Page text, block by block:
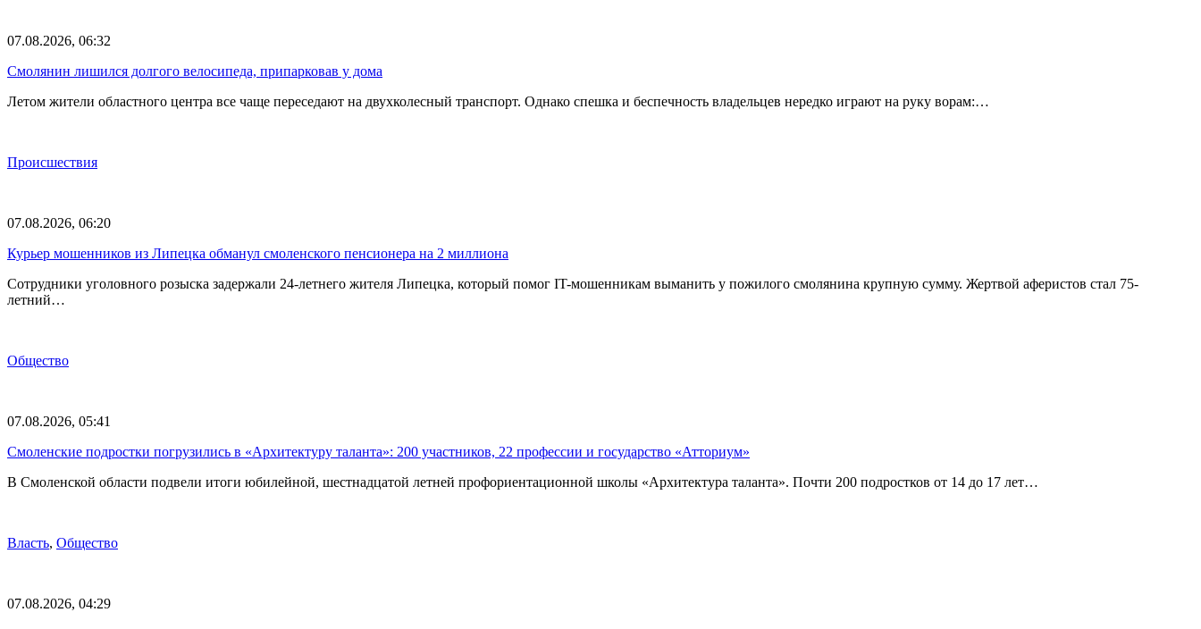
07.08.2026, 06:32
Смолянин лишился долгого велосипеда, припарковав у дома
Летом жители областного центра все чаще переседают на двухколесный транспорт. Однако спешка и беспечность владельцев нередко играют на руку ворам:…
Происшествия
07.08.2026, 06:20
Курьер мошенников из Липецка обманул смоленского пенсионера на 2 миллиона
Сотрудники уголовного розыска задержали 24-летнего жителя Липецка, который помог IT-мошенникам выманить у пожилого смолянина крупную сумму. Жертвой аферистов стал 75-
летний…
Общество
07.08.2026, 05:41
Смоленские подростки погрузились в «Архитектуру таланта»: 200 участников, 22 профессии и государство «Атториум»
В Смоленской области подвели итоги юбилейной, шестнадцатой летней профориентационной школы «Архитектура таланта». Почти 200 подростков от 14 до 17 лет…
Власть, Общество
07.08.2026, 04:29